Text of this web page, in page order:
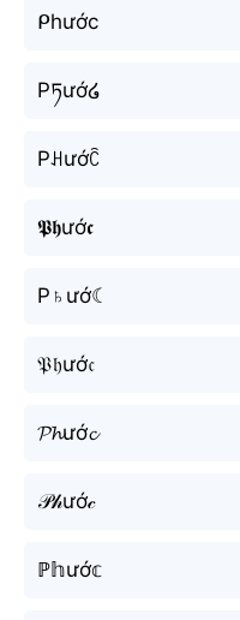
ᑭhước
Pཏướ໒
Pꃅướꉓ
𝕻𝖍ướ𝖈
P♄ướ☾
𝔓𝔥ướ𝔠
𝓟𝓱ướ𝓬
𝒫𝒽ướ𝒸
ℙ𝕙ướ𝕔